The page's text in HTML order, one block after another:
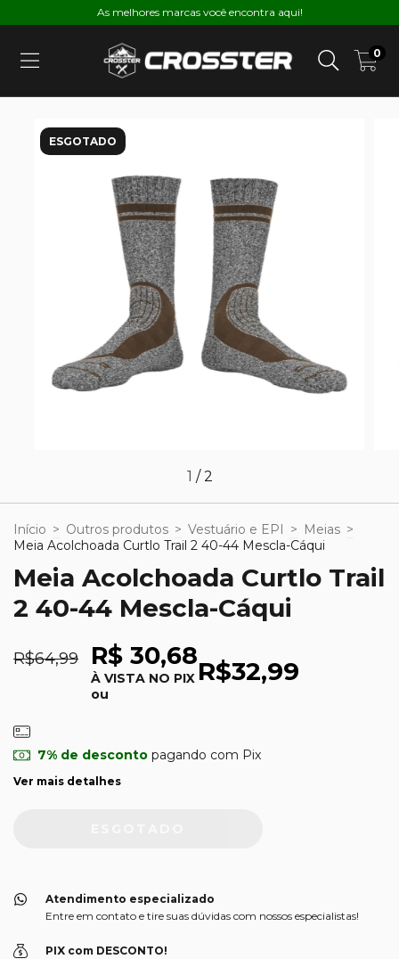
As melhores marcas você encontra aqui!
0
ESGOTADO
1 /2
Início > Outros produtos > Vestuário e EPI > Meias >
Meia Acolchoada Curtlo Trail 2 40-44 Mescla-Cáqui
Meia Acolchoada Curtlo Trail
2 40-44 Mescla-Cáqui
R$64,99 R$ 30,68
À VISTA NO PIX
ou
R$32,99
7% de descontopagando com Pix
Ver mais detalhes
Atendimento especializado
Entre em contato e tire suas dúvidas com nossos especialistas!
PIX com DESCONTO!